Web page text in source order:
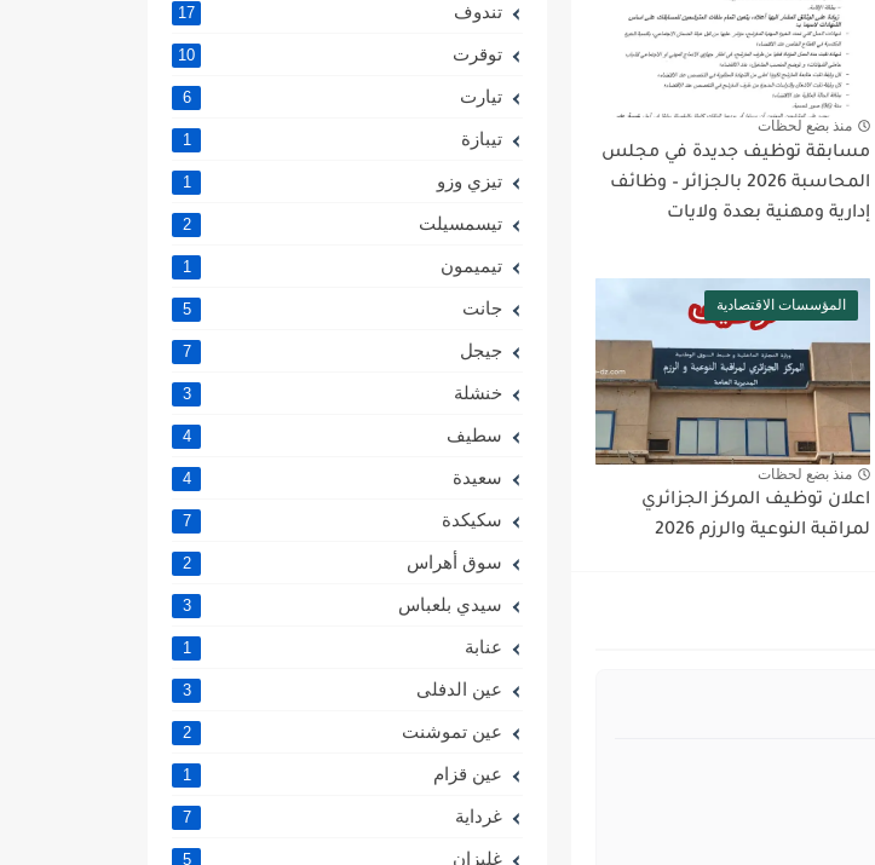
منذ بضع لحظات
مسابقة توظيف جديدة في مجلس
المحاسبة 2026 بالجزائر – وظائف
إدارية ومهنية بعدة ولايات
المؤسسات الاقتصادية
منذ بضع لحظات
اعلان توظيف المركز الجزائري
لمراقبة النوعية والرزم 2026
تندوف 17
توقرت 10
تيارت 6
تيبازة 1
تيزي وزو 1
تيسمسيلت 2
تيميمون 1
جانت 5
جيجل 7
خنشلة 3
سطيف 4
سعيدة 4
سكيكدة 7
سوق أهراس 2
سيدي بلعباس 3
عنابة 1
عين الدفلى 3
عين تموشنت 2
عين قزام 1
غرداية 7
غليزان 5